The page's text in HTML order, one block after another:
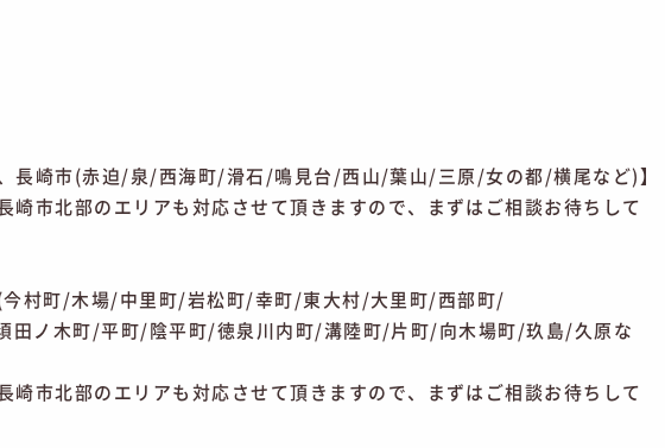
、長崎市(赤迫/泉/西海町/滑石/鳴見台/西山/葉山/三原/女の都/横尾など)】
崎市北部のエリアも対応させて頂きますので、まずはご相談お待ちして
(今村町/木場/中里町/岩松町/幸町/東大村/大里町/西部町/
田ノ木町/平町/陰平町/徳泉川内町/溝陸町/片町/向木場町/玖島/久原な
崎市北部のエリアも対応させて頂きますので、まずはご相談お待ちして